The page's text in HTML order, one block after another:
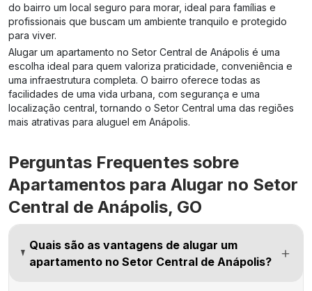
do bairro um local seguro para morar, ideal para famílias e
profissionais que buscam um ambiente tranquilo e protegido
para viver.
Alugar um apartamento no Setor Central de Anápolis é uma
escolha ideal para quem valoriza praticidade, conveniência e
uma infraestrutura completa. O bairro oferece todas as
facilidades de uma vida urbana, com segurança e uma
localização central, tornando o Setor Central uma das regiões
mais atrativas para aluguel em Anápolis.
Perguntas Frequentes sobre
Apartamentos para Alugar no Setor
Central de Anápolis, GO
Quais são as vantagens de alugar um
apartamento no Setor Central de Anápolis?